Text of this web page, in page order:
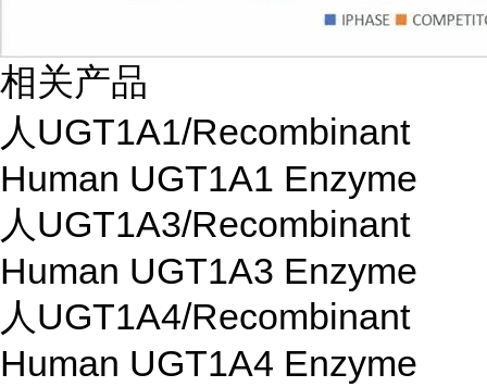
相关产品
人UGT1A1/Recombinant
Human UGT1A1 Enzyme
人UGT1A3/Recombinant
Human UGT1A3 Enzyme
人UGT1A4/Recombinant
Human UGT1A4 Enzyme